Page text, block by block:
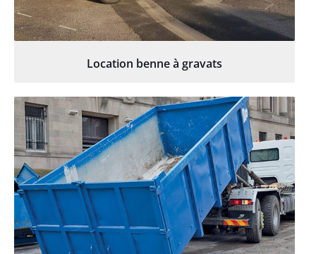
Location benne à gravats